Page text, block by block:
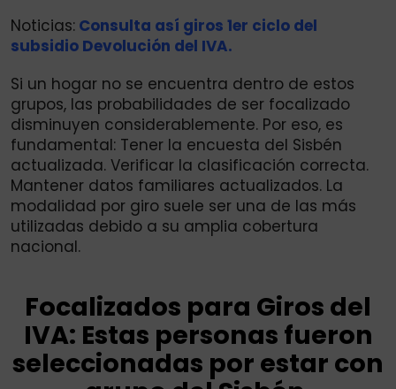
Noticias: Consulta así giros 1er ciclo del
subsidio Devolución del IVA.
Si un hogar no se encuentra dentro de estos
grupos, las probabilidades de ser focalizado
disminuyen considerablemente. Por eso, es
fundamental: Tener la encuesta del Sisbén
actualizada. Verificar la clasificación correcta.
Mantener datos familiares actualizados. La
modalidad por giro suele ser una de las más
utilizadas debido a su amplia cobertura
nacional.
Focalizados para Giros del
IVA: Estas personas fueron
seleccionadas por estar con